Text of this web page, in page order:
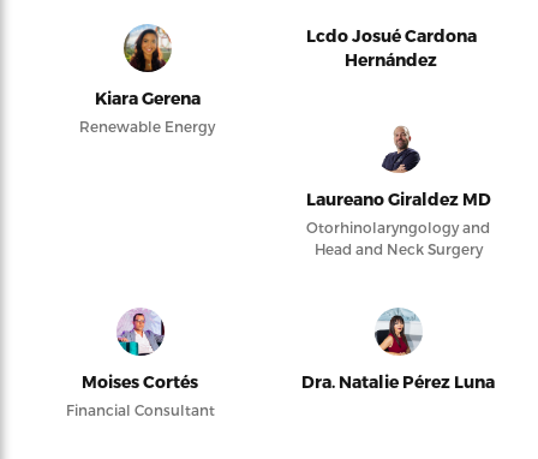
Kiara Gerena
Renewable Energy
Lcdo Josué Cardona
Hernández
Laureano Giraldez MD
Otorhinolaryngology and
Head and Neck Surgery
Moises Cortés
Financial Consultant
Dra. Natalie Pérez Luna